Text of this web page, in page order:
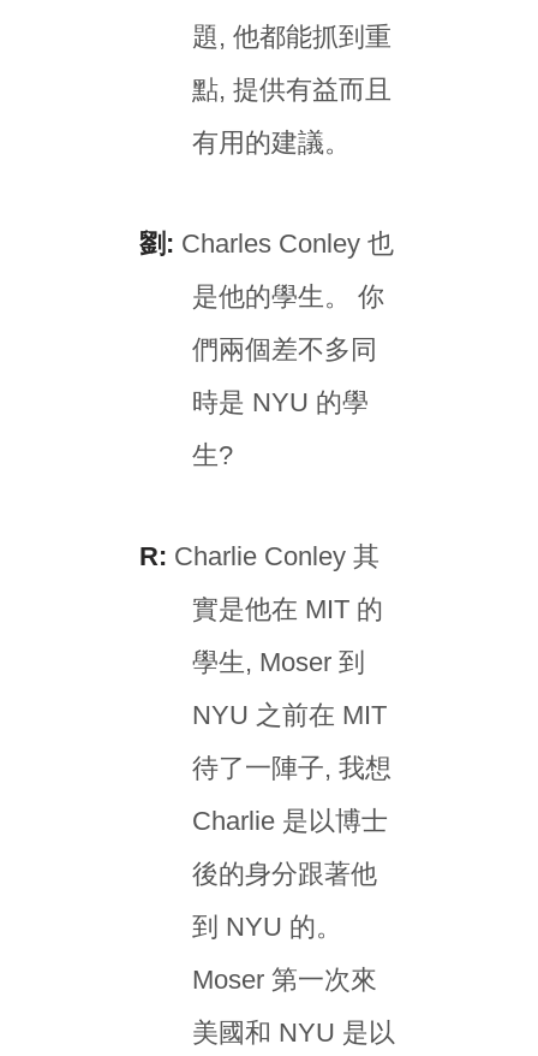
題, 他都能抓到重
點, 提供有益而且
有用的建議。
劉: Charles Conley 也
是他的學生。 你
們兩個差不多同
時是 NYU 的學
生?
R: Charlie Conley 其
實是他在 MIT 的
學生, Moser 到
NYU 之前在 MIT
待了一陣子, 我想
Charlie 是以博士
後的身分跟著他
到 NYU 的。
Moser 第一次來
美國和 NYU 是以